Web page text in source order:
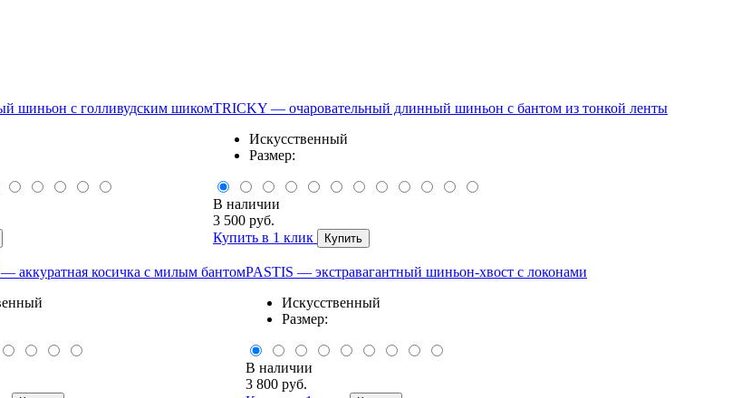
шиньон с голливудским шикомTRICKY — очаровательный длинный шиньон с бантом из тонкой ленты
Искусственный
Размер:
В наличии
3 500 руб.
Купить в 1 клик
Купить
аккуратная косичка с милым бантомPASTIS — экстравагантный шиньон-хвост с локонами
Искусственный
Размер:
В наличии
3 800 руб.